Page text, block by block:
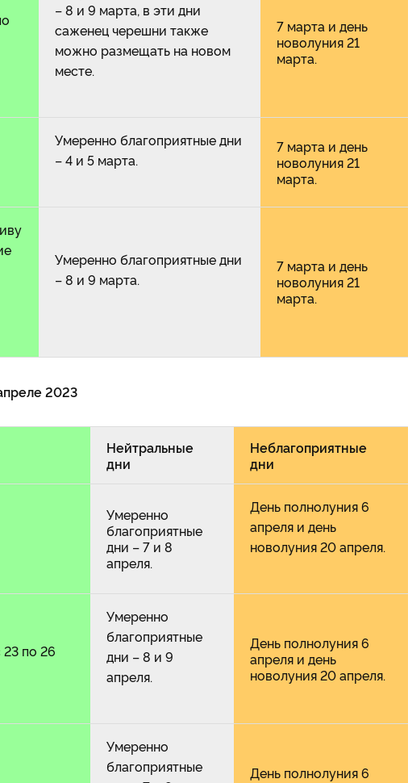
– 8 и 9 марта, в эти дни
саженец черешни также
можно размещать на новом
месте.
7 марта и день
новолуния 21
марта.
Умеренно благоприятные дни
– 4 и 5 марта.
7 марта и день
новолуния 21
марта.
Умеренно благоприятные дни
– 8 и 9 марта.
7 марта и день
новолуния 21
марта.
2023
Нейтральные
дни
Неблагоприятные
дни
Умеренно
благоприятные
дни – 7 и 8
апреля.
День полнолуния 6
апреля и день
новолуния 20 апреля.
23 по 26
Умеренно
благоприятные
дни – 8 и 9
апреля.
День полнолуния 6
апреля и день
новолуния 20 апреля.
Умеренно
благоприятные
День полнолуния 6